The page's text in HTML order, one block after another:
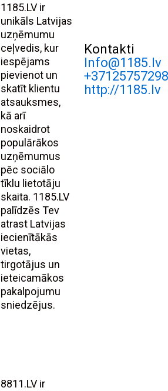
1185.LV ir
unikāls Latvijas
uzņēmumu
ceļvedis, kur
iespējams
pievienot un
skatīt klientu
atsauksmes,
kā arī
noskaidrot
populārākos
uzņēmumus
pēc sociālo
tīklu lietotāju
skaita. 1185.LV
palīdzēs Tev
atrast Latvijas
iecienītākās
vietas,
tirgotājus un
ieteicamākos
pakalpojumu
sniedzējus.
Kontakti
Info@1185.lv
http://1185.lv
8811.LV ir